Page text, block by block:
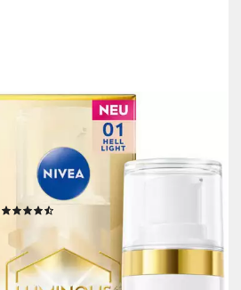
Gesichtsfluid LUMINOUS630 ANTI-
PIGMENTFLECKEN CC FLUID 3IN1
HELL LSF 30, mit Fluid-Textur, LSF
22,99 € UVP
26,99 €
(574,75 €/ 1 l)
-15%
lieferbar - in 1-2 Werktagen bei dir